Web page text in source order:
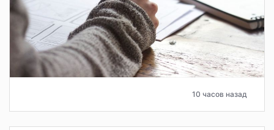
10 часов назад